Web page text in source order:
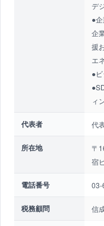
デ
●
企
援
エ
●
ィ
代表者 代
所在地
〒
宿
電話番号 03-
税務顧問 信